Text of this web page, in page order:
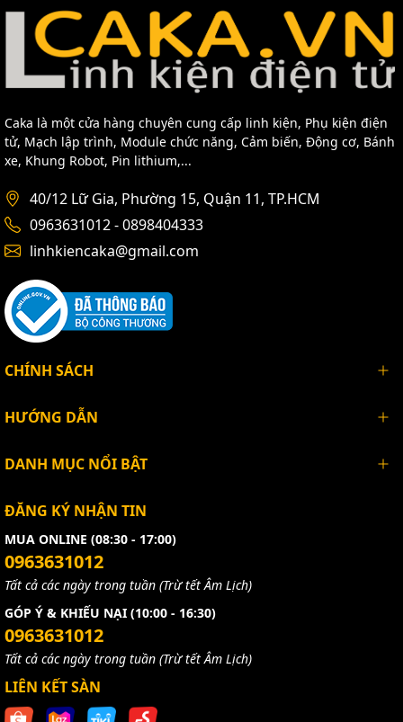
Caka là một cửa hàng chuyên cung cấp linh kiện, Phụ kiện điện
tử, Mạch lập trình, Module chức năng, Cảm biến, Động cơ, Bánh
xe, Khung Robot, Pin lithium,...
40/12 Lữ Gia, Phường 15, Quận 11, TP.HCM
0963631012 - 0898404333
linhkiencaka@gmail.com
CHÍNH SÁCH
HƯỚNG DẪN
DANH MỤC NỔI BẬT
ĐĂNG KÝ NHẬN TIN
MUA ONLINE (08:30 - 17:00)
0963631012
Tất cả các ngày trong tuần (Trừ tết Âm Lịch)
GÓP Ý & KHIẾU NẠI (10:00 - 16:30)
0963631012
Tất cả các ngày trong tuần (Trừ tết Âm Lịch)
LIÊN KẾT SÀN